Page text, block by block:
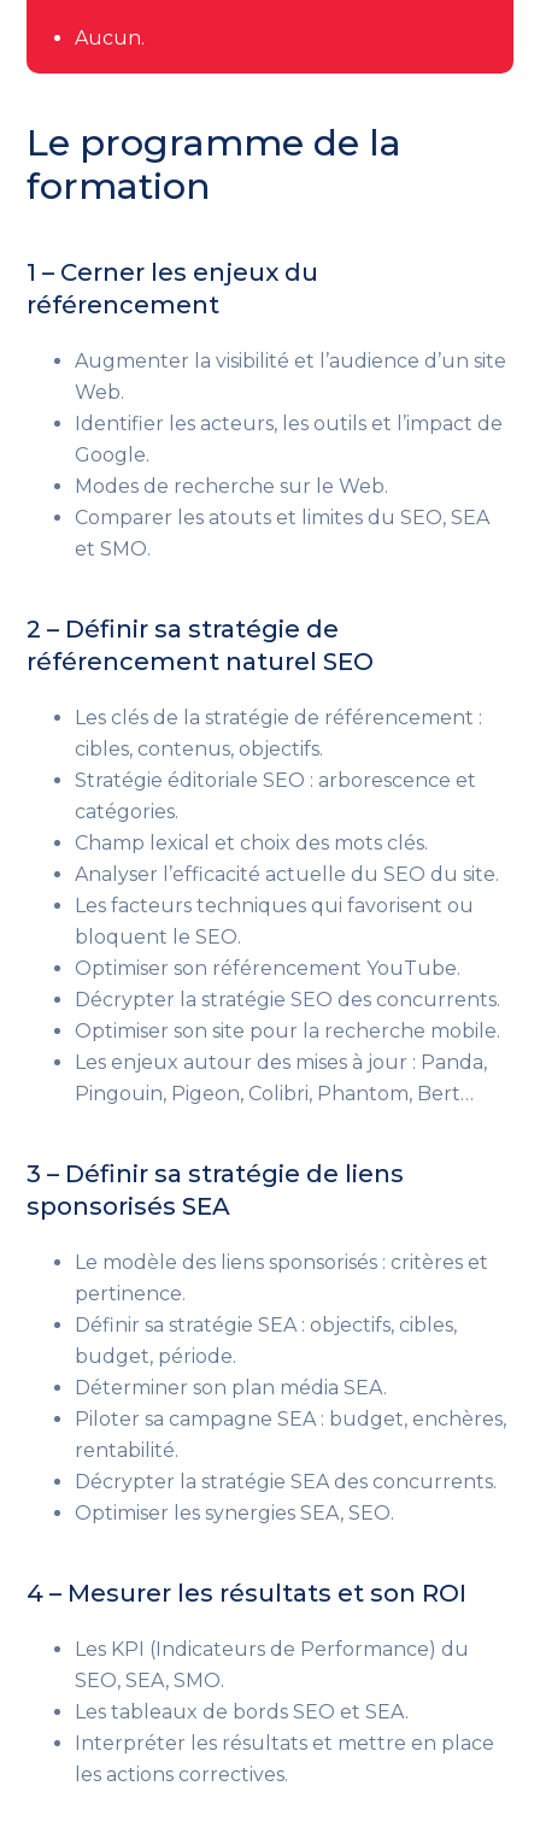
Aucun.
Le programme de la
formation
1 – Cerner les enjeux du
référencement
Augmenter la visibilité et l’audience d’un site
Web.
Identifier les acteurs, les outils et l’impact de
Google.
Modes de recherche sur le Web.
Comparer les atouts et limites du SEO, SEA
et SMO.
2 – Définir sa stratégie de
référencement naturel SEO
Les clés de la stratégie de référencement :
cibles, contenus, objectifs.
Stratégie éditoriale SEO : arborescence et
catégories.
Champ lexical et choix des mots clés.
Analyser l’efficacité actuelle du SEO du site.
Les facteurs techniques qui favorisent ou
bloquent le SEO.
Optimiser son référencement YouTube.
Décrypter la stratégie SEO des concurrents.
Optimiser son site pour la recherche mobile.
Les enjeux autour des mises à jour : Panda,
Pingouin, Pigeon, Colibri, Phantom, Bert…
3 – Définir sa stratégie de liens
sponsorisés SEA
Le modèle des liens sponsorisés : critères et
pertinence.
Définir sa stratégie SEA : objectifs, cibles,
budget, période.
Déterminer son plan média SEA.
Piloter sa campagne SEA : budget, enchères,
rentabilité.
Décrypter la stratégie SEA des concurrents.
Optimiser les synergies SEA, SEO.
4 – Mesurer les résultats et son ROI
Les KPI (Indicateurs de Performance) du
SEO, SEA, SMO.
Les tableaux de bords SEO et SEA.
Interpréter les résultats et mettre en place
les actions correctives.